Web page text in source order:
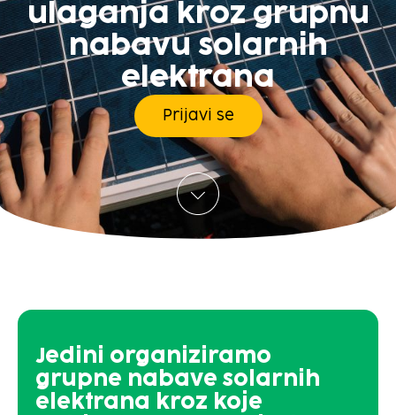
ulaganja kroz grupnu
nabavu solarnih
elektrana
Prijavi se
Jedini organiziramo
grupne nabave solarnih
elektrana kroz koje